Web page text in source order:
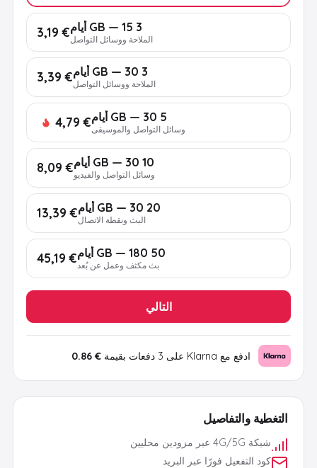
التغطية والتفاصيل
شبكة 4G/5G عبر مزودين محليين
كود التفعيل فورًا عبر البريد
3 GB — 15 أيام
الملاحة ووسائل التواصل€ 3,19
3 GB — 30 أيام
الملاحة ووسائل التواصل€ 3,39
5 GB — 30 أيام
وسائل التواصل والموسيقى€ 4,79
10 GB — 30 أيام
وسائل التواصل والفيديو€ 8,09
20 GB — 30 أيام
البث ونقطة الاتصال€ 13,39
50 GB — 180 أيام
بث مكثف وعمل عن بُعد € 45,19
التالي
ادفع مع Klarna على 3 دفعات بقيمة € 0.86